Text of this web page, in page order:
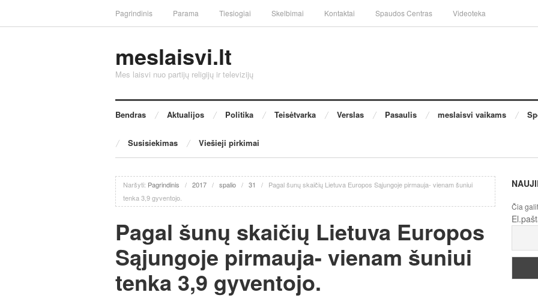
Pagrindinis Parama Tiesiogiai Skelbimai Kontaktai Spaudos Centras Videoteka
meslaisvi.lt
Mes laisvi nuo partijų religijų ir televizijų
Bendras Aktualijos Politika Teisėtvarka Verslas Pasaulis meslaisvi vaikams
Susisiekimas Viešieji pirkimai
Naršyti: Pagrindinis / 2017 / spalio / 31 /
Pagal šunų skaičių Lietuva Europos Sąjungoje pirmauja- vienam šuniui
tenka 3,9 gyventojo.
Pagal šunų skaičių Lietuva Europos
Sąjungoje pirmauja- vienam šuniui
tenka 3,9 gyventojo.
Čia